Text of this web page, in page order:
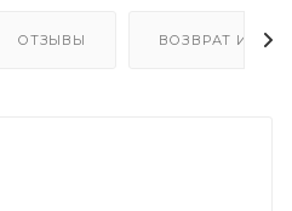
ОТЗЫВЫ ВОЗВРАТ И